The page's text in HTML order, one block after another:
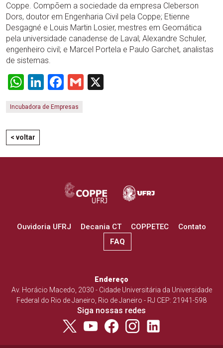
Coppe. Compõem a sociedade da empresa Cleberson
Dors, doutor em Engenharia Civil pela Coppe; Etienne
Desgagné e Louis Martin Losier, mestres em Geomática
pela universidade canadense de Laval; Alexandre Schuler,
engenheiro civil; e Marcel Portela e Paulo Garchet, analistas
de sistemas.
WhatsApp
LinkedIn
Facebook
Gmail
Incubadora de Empresas
< voltar
Ouvidoria UFRJ Decania CT COPPETEC
Contato
FAQ
Endereço
Av. Horácio Macedo, 2030 - Cidade Universitária da Universidade
Federal do Rio de Janeiro, Rio de Janeiro - RJ CEP: 21941-598
Siga nossas redes